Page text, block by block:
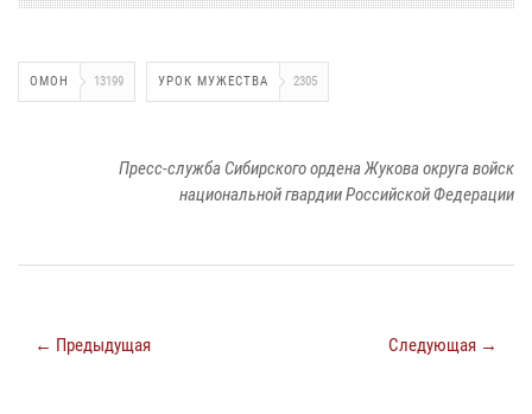
ОМОН 13199 УРОК МУЖЕСТВА 2305
Пресс-служба Сибирского ордена Жукова округа войск
национальной гвардии Российской Федерации
← Предыдущая Следующая →